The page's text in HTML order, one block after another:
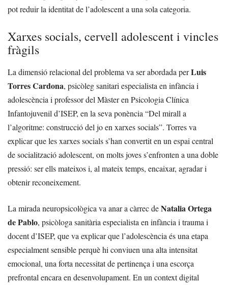
pot reduir la identitat de l’adolescent a una sola categoria.
Xarxes socials, cervell adolescent i vincles
fràgils
La dimensió relacional del problema va ser abordada perLuis
Torres Cardona, psicòleg sanitari especialista en infància i
adolescència i professor del Màster en Psicologia Clínica
Infantojuvenil d’ISEP, en la seva ponència “Del mirall a
l’algoritme: construcció del jo en xarxes socials”. Torres va
explicar que les xarxes socials s’han convertit en un espai central
de socialització adolescent, on molts joves s’enfronten a una doble
pressió: ser ells mateixos i, al mateix temps, encaixar, agradar i
obtenir reconeixement.
La mirada neuropsicològica va anar a càrrec deNatalia Ortega
de Pablo, psicòloga sanitària especialista en infància i trauma i
docent d’ISEP, que va explicar que l’adolescència és una etapa
especialment sensible perquè hi conviuen una alta intensitat
emocional, una forta necessitat de pertinença i una escorça
prefrontal encara en desenvolupament. En un context digital